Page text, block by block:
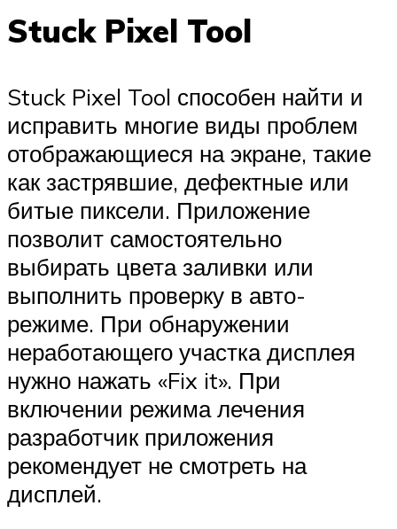
Stuck Pixel Tool
Stuck Pixel Tool способен найти и
исправить многие виды проблем
отображающиеся на экране, такие
как застрявшие, дефектные или
битые пиксели. Приложение
позволит самостоятельно
выбирать цвета заливки или
выполнить проверку в авто-
режиме. При обнаружении
неработающего участка дисплея
нужно нажать «Fix it». При
включении режима лечения
разработчик приложения
рекомендует не смотреть на
дисплей.